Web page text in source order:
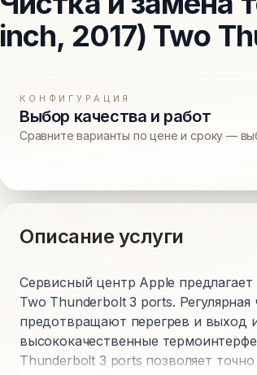
inch, 2017) Two
КОНФИГУРАЦИЯ
Выбор качества и работ
Сравните варианты по цене и сроку —
Описание услуги
Сервисный центр Apple
Two Thunderbolt 3 ports.
предотвращают перегрев и выход
высококачественные
Thunderbolt 3 ports позволяет